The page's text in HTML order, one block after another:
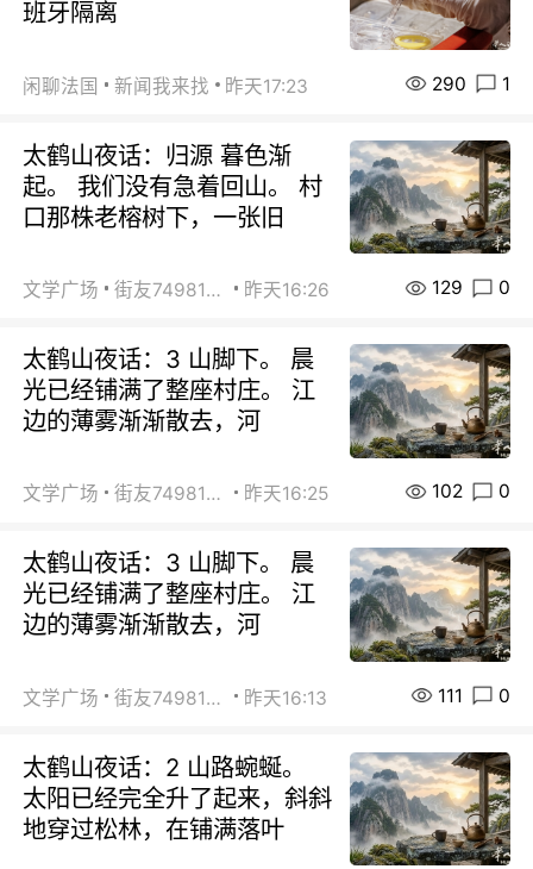
班牙隔离
闲聊法国 新闻我来找 昨天17:23 290 1
太鹤山夜话：归源 暮色渐
起。 我们没有急着回山。 村
口那株老榕树下，一张旧
文学广场 街友74981146 昨天16:26 129 0
太鹤山夜话：3 山脚下。 晨
光已经铺满了整座村庄。 江
边的薄雾渐渐散去，河
文学广场 街友74981146 昨天16:25 102 0
太鹤山夜话：3 山脚下。 晨
光已经铺满了整座村庄。 江
边的薄雾渐渐散去，河
文学广场 街友74981146 昨天16:13 111 0
太鹤山夜话：2 山路蜿蜒。
太阳已经完全升了起来，斜斜
地穿过松林，在铺满落叶